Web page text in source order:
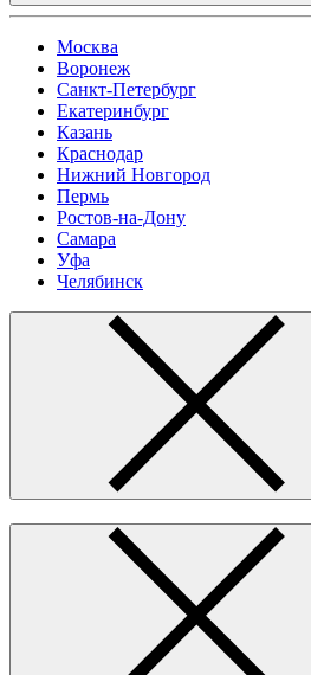
Москва
Воронеж
Санкт-Петербург
Екатеринбург
Казань
Краснодар
Нижний Новгород
Пермь
Ростов-на-Дону
Самара
Уфа
Челябинск